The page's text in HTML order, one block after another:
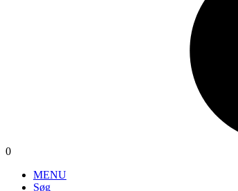
0
MENU
Søg